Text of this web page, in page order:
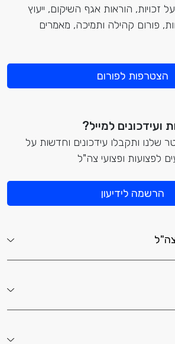
זכויות, הוראות אגף השיקום, ייעוץ
פורום קהילה ותמיכה, מאמרים
הצטרפות לפורום
ועידכונים למייל?
שלנו ותקבלו עידכונים וחדשות על
לפצועות ופצועי צה"ל
הרשמה לידיעון
צה"ל